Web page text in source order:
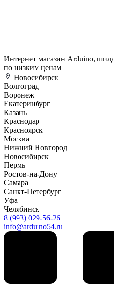
Интернет-магазин Arduino,
по низким ценам
Новосибирск
Волгоград
Воронеж
Екатеринбург
Казань
Краснодар
Красноярск
Москва
Нижний Новгород
Новосибирск
Пермь
Ростов-на-Дону
Самара
Санкт-Петербург
Уфа
Челябинск
8 (993) 029-56-26
info@arduino54.ru